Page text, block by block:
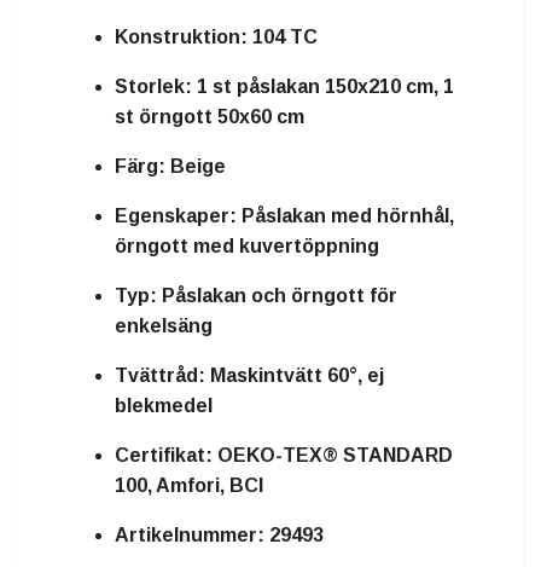
Konstruktion: 104 TC
Storlek: 1 st påslakan 150x210 cm, 1
st örngott 50x60 cm
Färg: Beige
Egenskaper: Påslakan med hörnhål,
örngott med kuvertöppning
Typ: Påslakan och örngott för
enkelsäng
Tvättråd: Maskintvätt 60°, ej
blekmedel
Certifikat: OEKO-TEX® STANDARD
100, Amfori, BCI
Artikelnummer: 29493